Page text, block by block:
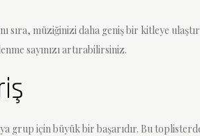
sıra, müziğinizi daha geniş bir kitleye
sayınızı artırabilirsiniz.
için büyük bir başarıdır. Bu